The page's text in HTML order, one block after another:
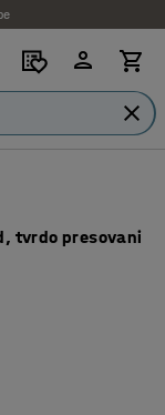
tvrdo presovani